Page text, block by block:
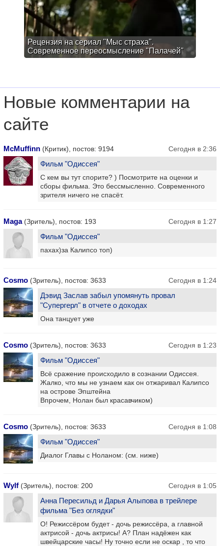
Рецензия на сериал "Мыс страха".
Современное переосмысление "Палачей"
Новые комментарии на
сайте
McMuffinn (Критик), постов: 9194 Сегодня в 2:36
Фильм "Одиссея"
С кем вы тут спорите? ) Посмотрите на оценки и
сборы фильма. Это бессмысленно. Современного
зрителя ничего не спасёт.
Maga(Зритель), постов: 193 Сегодня в 1:27
Фильм "Одиссея"
пахах)за Калипсо топ)
Cosmo (Зритель), постов: 3633 Сегодня в 1:24
Дэвид Заслав забыл упомянуть провал
"Супергерл" в отчете о доходах
Она танцует уже
Cosmo (Зритель), постов: 3633 Сегодня в 1:23
Фильм "Одиссея"
Всё сражение происходило в сознании Одиссея.
Жалко, что мы не узнаем как он отжаривал Калипсо
на острове Эпштейна
Впрочем, Нолан был красавчиком)
Cosmo (Зритель), постов: 3633 Сегодня в 1:08
Фильм "Одиссея"
Диалог Главы с Ноланом: (см. ниже)
Wylf (Зритель), постов: 200 Сегодня в 1:05
Анна Пересильд и Дарья Алыпова в трейлере
фильма "Без оглядки"
О! Режиссёром будет - дочь режиссёра, а главной
актрисой - дочь актрисы! А? План надёжен как
швейцарские часы! Ну точно если не оскар , то что